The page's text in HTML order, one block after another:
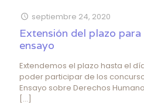
septiembre 24, 2020
Extensión del plazo
ensayo
Extendemos el plazo hasta el
poder participar de los
Ensayo sobre Derechos
[…]